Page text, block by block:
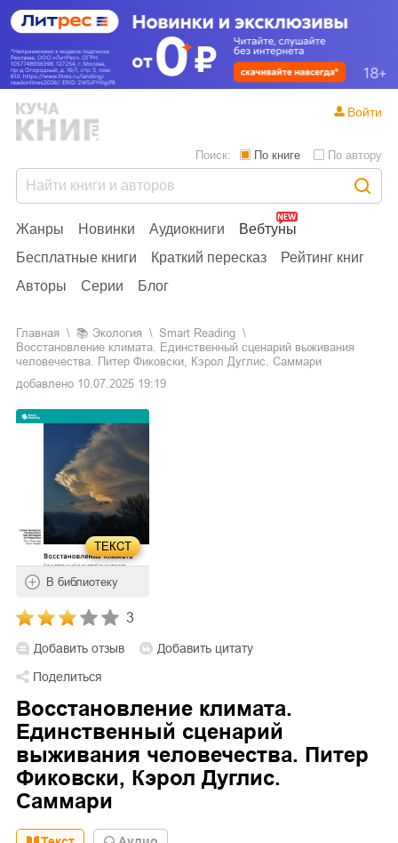
Жанры Новинки Аудиокниги
Вебтуны
Бесплатные книги
Краткий пересказ
Рейтинг книг
Авторы
Серии Блог
Поиск: По книге По автору
Войти
Главная 📚 экология
Smart Reading
Восстановление климата. Единственный сценарий выживания
человечества. Питер Фиковски, Кэрол Дуглис. Саммари
добавлено 10.07.2025 19:19
ТЕКСТ
В библиотеку
3
Добавить отзыв
Добавить цитату
Поделиться
Восстановление климата.
Единственный сценарий
выживания человечества. Питер
Фиковски, Кэрол Дуглис.
Саммари